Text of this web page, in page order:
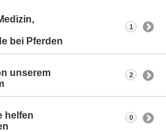
bei Pferden
1
unserem
2
helfen
0